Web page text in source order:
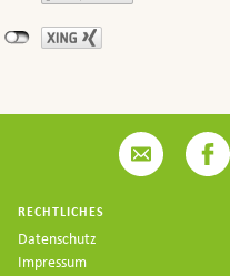
RECHTLICHES
Datenschutz
Impressum